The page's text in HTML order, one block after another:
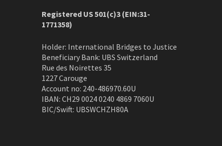
Registered US 501(c)3 (EIN:31-
1771358)
Holder: International Bridges to Justice
Beneficiary Bank: UBS Switzerland
Rue des Noirettes 35
1227 Carouge
Account no: 240-486970.60U
IBAN: CH29 0024 0240 4869 7060U
BIC/Swift: UBSWCHZH80A